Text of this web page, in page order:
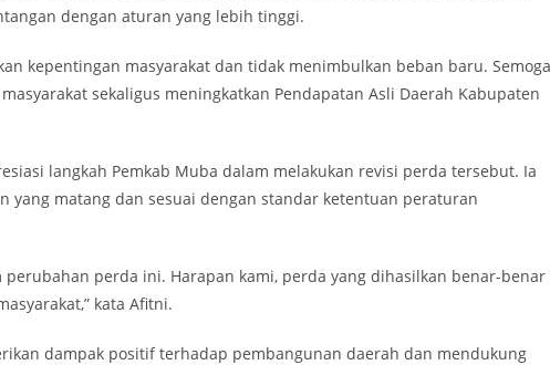
dengan aturan yang lebih tinggi.
kepentingan masyarakat dan tidak menimbulkan beban baru. Semoga
sekaligus meningkatkan Pendapatan Asli Daerah Kabupaten
langkah Pemkab Muba dalam melakukan revisi perda tersebut. Ia
matang dan sesuai dengan standar ketentuan peraturan
perubahan perda ini. Harapan kami, perda yang dihasilkan benar-benar
kata Afitni.
dampak positif terhadap pembangunan daerah dan mendukung